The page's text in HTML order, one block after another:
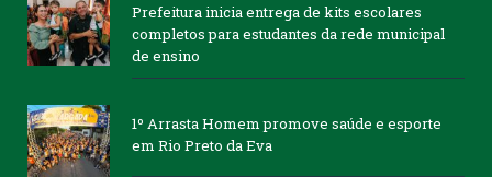
Prefeitura inicia entrega de kits escolares
completos para estudantes da rede municipal
de ensino
1º Arrasta Homem promove saúde e esporte
em Rio Preto da Eva